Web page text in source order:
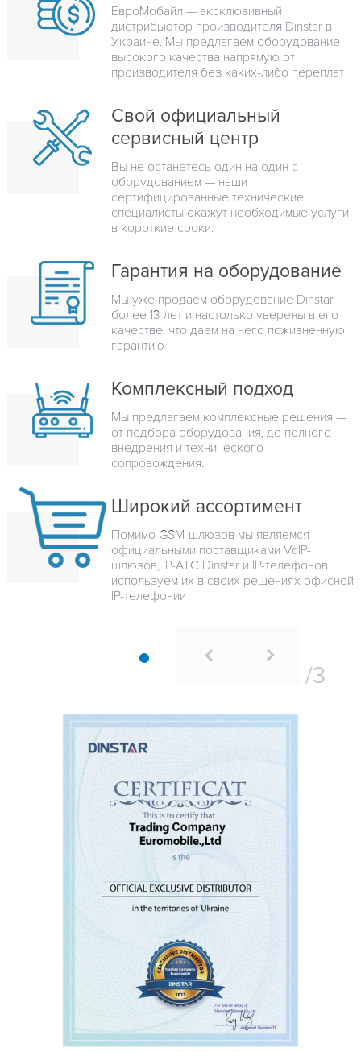
ЕвроМобайл — эксклюзивный
дистрибьютор производителя Dinstar в
Украине. Мы предлагаем оборудование
высокого качества напрямую от
производителя без каких-либо переплат
Свой официальный
сервисный центр
Вы не останетесь один на один с
оборудованием — наши
сертифицированные технические
специалисты окажут необходимые услуги
в короткие сроки.
Гарантия на оборудование
Мы уже продаем оборудование Dinstar
более 13 лет и настолько уверены в его
качестве, что даем на него пожизненную
гарантию
Комплексный подход
Мы предлагаем комплексные решения —
от подбора оборудования, до полного
внедрения и технического
сопровождения.
Широкий ассортимент
Помимо GSM-шлюзов мы являемся
официальными поставщиками VoIP-
шлюзов, IP-ATC Dinstar и IP-телефонов
используем их в своих решениях офисной
IP-телефонии